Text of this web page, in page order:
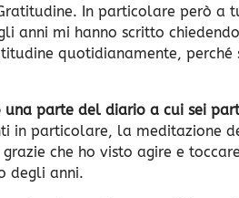
In particolare però a
anni mi hanno scritto
quotidianamente, perché
una parte del diario a cui sei
in particolare, la meditazione
grazie che ho visto agire e
degli anni.